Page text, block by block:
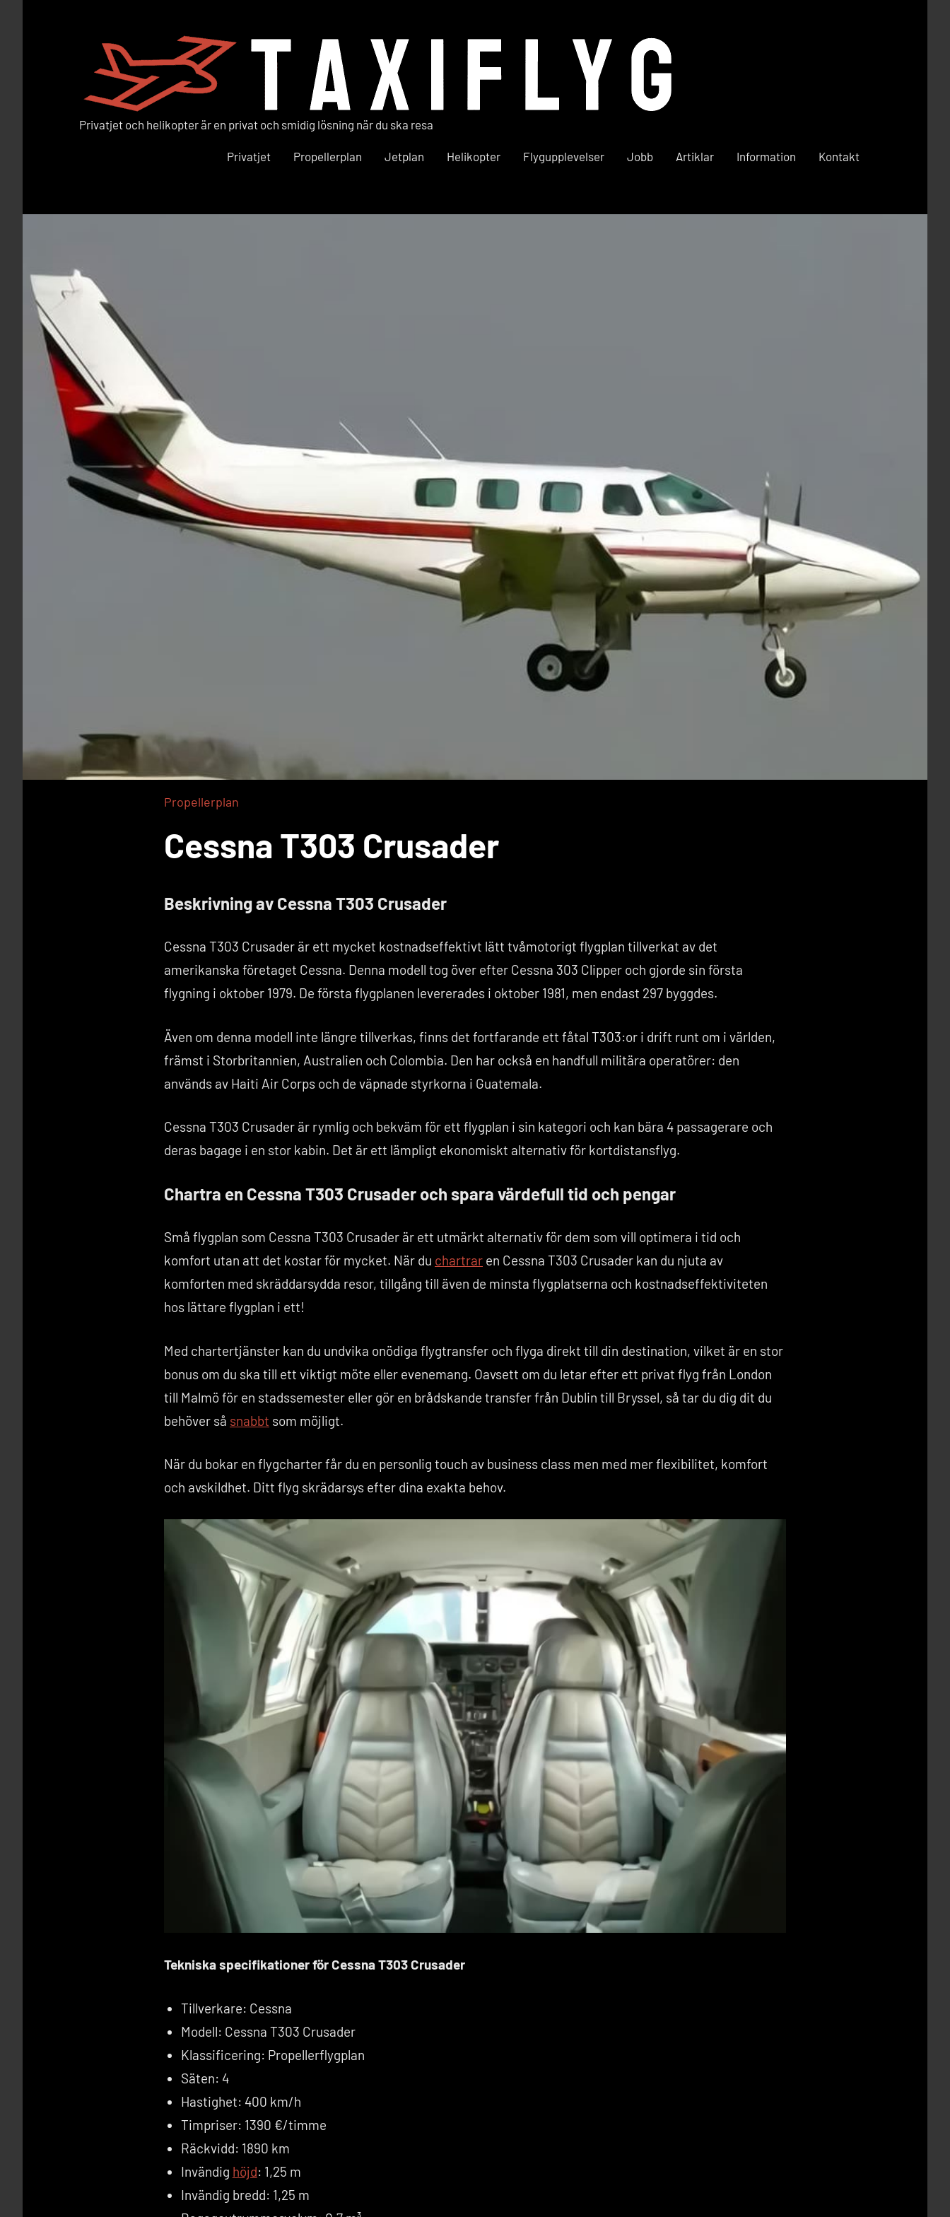
Taxiflyg
Privatjet och helikopter är en privat och smidig lösning när du ska resa
Privatjet Propellerplan Jetplan Helikopter Flygupplevelser Jobb Artiklar Information Kontakt
Propellerplan
Cessna T303 Crusader
Beskrivning av Cessna T303 Crusader
Cessna T303 Crusader är ett mycket kostnadseffektivt lätt tvåmotorigt flygplan tillverkat av det
amerikanska företaget Cessna. Denna modell tog över efter Cessna 303 Clipper och gjorde sin första
flygning i oktober 1979. De första flygplanen levererades i oktober 1981, men endast 297 byggdes.
Även om denna modell inte längre tillverkas, finns det fortfarande ett fåtal T303:or i drift runt om i världen,
främst i Storbritannien, Australien och Colombia. Den har också en handfull militära operatörer: den
används av Haiti Air Corps och de väpnade styrkorna i Guatemala.
Cessna T303 Crusader är rymlig och bekväm för ett flygplan i sin kategori och kan bära 4 passagerare och
deras bagage i en stor kabin. Det är ett lämpligt ekonomiskt alternativ för kortdistansflyg.
Chartra en Cessna T303 Crusader och spara värdefull tid och pengar
Små flygplan som Cessna T303 Crusader är ett utmärkt alternativ för dem som vill optimera i tid och
komfort utan att det kostar för mycket. När du chartrar en Cessna T303 Crusader kan du njuta av
komforten med skräddarsydda resor, tillgång till även de minsta flygplatserna och kostnadseffektiviteten
hos lättare flygplan i ett!
Med chartertjänster kan du undvika onödiga flygtransfer och flyga direkt till din destination, vilket är en stor
bonus om du ska till ett viktigt möte eller evenemang. Oavsett om du letar efter ett privat flyg från London
till Malmö för en stadssemester eller gör en brådskande transfer från Dublin till Bryssel, så tar du dig dit du
behöver så snabbt som möjligt.
När du bokar en flygcharter får du en personlig touch av business class men med mer flexibilitet, komfort
och avskildhet. Ditt flyg skrädarsys efter dina exakta behov.
Tekniska specifikationer för Cessna T303 Crusader
Tillverkare: Cessna
Modell: Cessna T303 Crusader
Klassificering: Propellerflygplan
Säten: 4
Hastighet: 400 km/h
Timpriser: 1390 €/timme
Räckvidd: 1890 km
Invändig höjd: 1,25 m
Invändig bredd: 1,25 m